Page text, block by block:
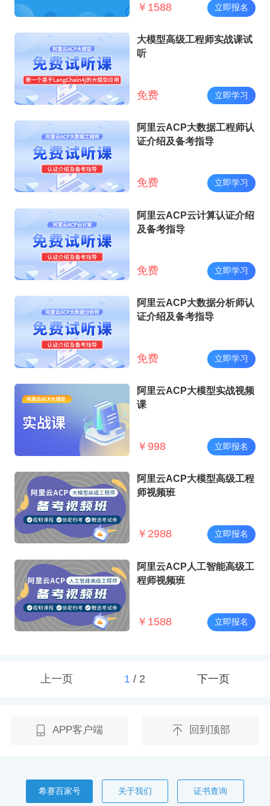
￥ 1588 立即报名
大模型高级工程师实战课试
听
免费 立即学习
阿里云ACP大数据工程师认
证介绍及备考指导
免费 立即学习
阿里云ACP云计算认证介绍
及备考指导
免费 立即学习
阿里云ACP大数据分析师认
证介绍及备考指导
免费 立即学习
阿里云ACP大模型实战视频
课
￥ 998 立即报名
阿里云ACP大模型高级工程
师视频班
￥ 2988 立即报名
阿里云ACP人工智能高级工
程师视频班
￥ 1588 立即报名
上一页 1/ 2 下一页
APP客户端 回到顶部
希赛百家号 关于我们 证书查询